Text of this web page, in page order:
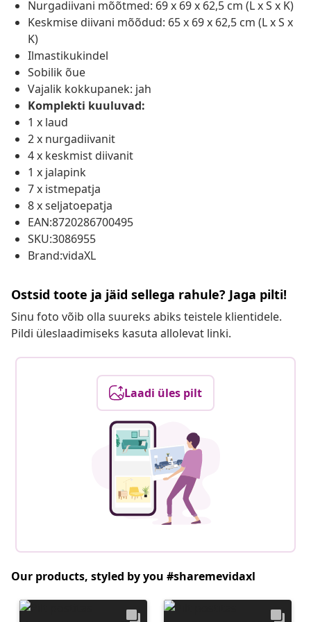
Nurgadiivani mõõtmed: 69 x 69 x 62,5 cm (L x S x K)
Keskmise diivani mõõdud: 65 x 69 x 62,5 cm (L x S x
K)
Ilmastikukindel
Sobilik õue
Vajalik kokkupanek: jah
Komplekti kuuluvad:
1 x laud
2 x nurgadiivanit
4 x keskmist diivanit
1 x jalapink
7 x istmepatja
8 x seljatoepatja
EAN:8720286700495
SKU:3086955
Brand:vidaXL
Ostsid toote ja jäid sellega rahule? Jaga pilti!
Sinu foto võib olla suureks abiks teistele klientidele.
Pildi üleslaadimiseks kasuta allolevat linki.
Laadi üles pilt
Our products, styled by you #sharemevidaxl